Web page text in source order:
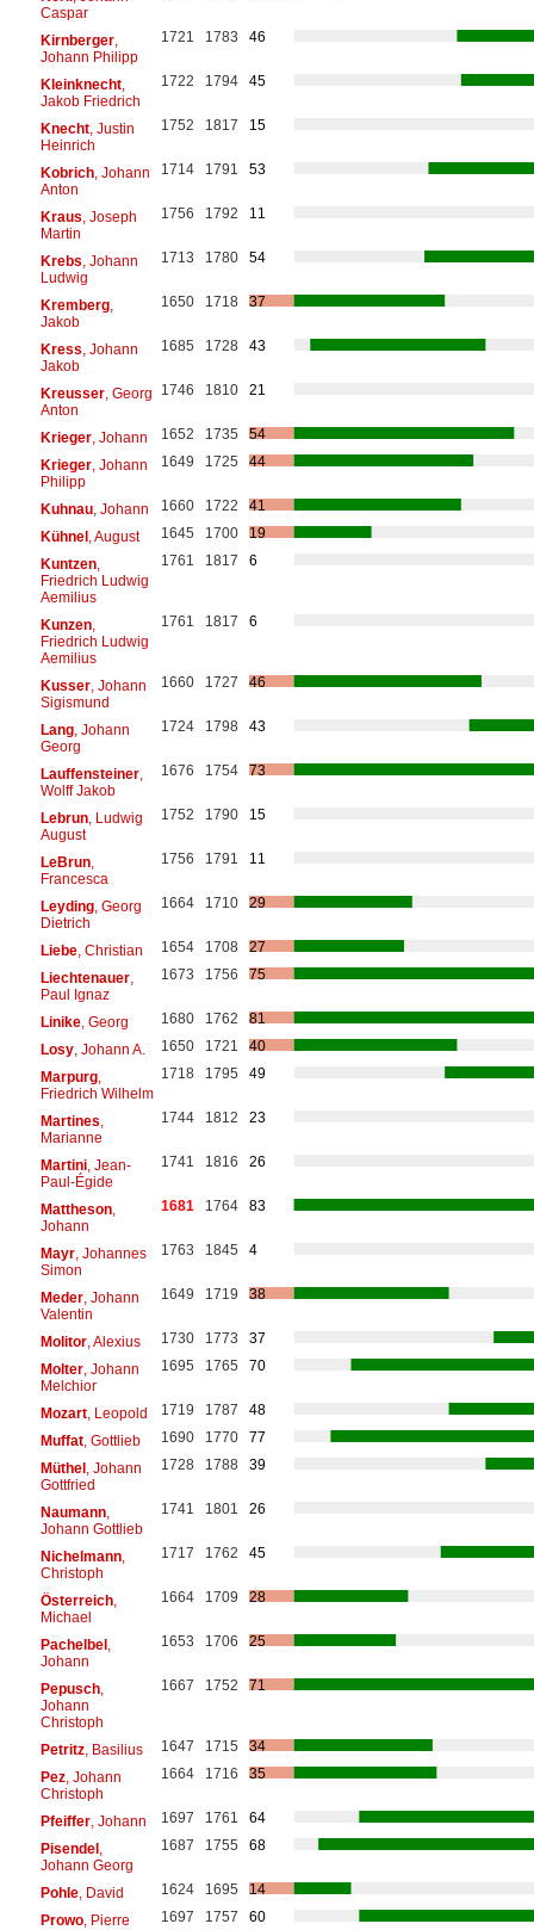
Caspar
Kirnberger,
Johann Philipp
1721 1783 46
Kleinknecht,
Jakob Friedrich
1722 1794 45
Knecht, Justin
Heinrich
1752 1817 15
Kobrich, Johann
Anton
1714 1791 53
Kraus , Joseph
Martin
1756 1792 11
Krebs , Johann
Ludwig
1713 1780 54
Kremberg,
Jakob
1650 1718 37
Kress , Johann
Jakob
1685 1728 43
Kreusser, Georg
Anton
1746 1810 21
Krieger, Johann 1652 1735
54
Krieger, Johann
Philipp
1649 1725 44
Kuhnau, Johann 1660 1722
41
Kühnel, August 1645 1700
19
Kuntzen,
Friedrich Ludwig
Aemilius
1761 1817 6
Kunzen,
Friedrich Ludwig
Aemilius
1761 1817 6
Kusser, Johann
Sigismund
1660 1727 46
Lang, Johann
Georg
1724 1798 43
Lauffensteiner,
Wolff Jakob
1676 1754 73
Lebrun, Ludwig
August
1752 1790 15
LeBrun,
Francesca
1756 1791 11
Leyding, Georg
Dietrich
1664 1710 29
Liebe, Christian 1654 1708
27
Liechtenauer,
Paul Ignaz
1673 1756 75
Linike, Georg 1680 1762
81
Losy, Johann A. 1650 1721
40
Marpurg,
Friedrich Wilhelm
1718 1795 49
Martines
Marianne
1744 1812 23
Martini, Jean-
Paul-Égide
1741 1816 26
Mattheson,
Johann
1681 1764 83
Mayr, Johannes
Simon
1763 1845 4
Meder, Johann
Valentin
1649 1719 38
Molitor, Alexius 1730 1773
37
Molter, Johann
Melchior
1695 1765 70
Mozart, Leopold 1719 1787
48
Muffat, Gottlieb 1690 1770
77
Müthel, Johann
Gottfried
1728 1788 39
Naumann,
Johann Gottlieb
1741 1801 26
Nichelmann,
Christoph
1717 1762 45
Österreich,
Michael
1664 1709 28
Pachelbel,
Johann
1653 1706 25
Pepusch,
Johann
Christoph
1667 1752 71
Petritz, Basilius 1647 1715
34
Pez, Johann
Christoph
1664 1716 35
Pfeiffer, Johann 1697 1761
64
Pisendel,
Johann Georg
1687 1755 68
Pohle, David 1624 1695
14
Prowo, Pierre 1697 1757
60